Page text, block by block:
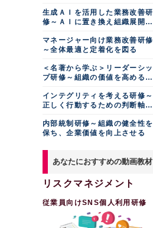
生成ＡＩを活用した業務改善研
修～ＡＩに置き換え組織展開す
マネージャー向け業務改善研修
～全体最適と定着化を図る
＜名著から学ぶ＞リーダーシッ
プ研修～組織の価値を高める真
インテグリティを考える研修～
正しく行動するための判断軸を
内部統制研修～組織の健全性を
保ち、企業価値を向上させる
あなたにおすすめの動画教材
リスクマネジメント
従業員向けSNS個人利用研修